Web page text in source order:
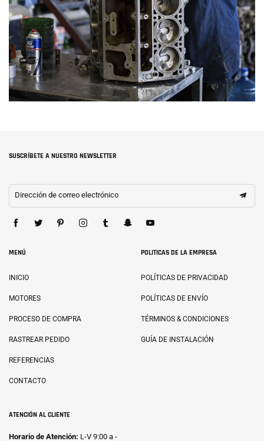
SUSCRÍBETE A NUESTRO NEWSLETTER
Dirección de correo electrónico
MENÚ
INICIO
MOTORES
PROCESO DE COMPRA
RASTREAR PEDIDO
REFERENCIAS
CONTACTO
POLITICAS DE LA EMPRESA
POLÍTICAS DE PRIVACIDAD
POLÍTICAS DE ENVÍO
TÉRMINOS & CONDICIONES
GUÍA DE INSTALACIÓN
ATENCIÓN AL CLIENTE
Horario de Atención: L-V 9:00 a -